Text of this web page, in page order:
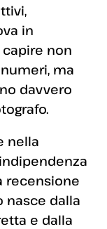
in
non
ma
davvero
nella
recensione
nasce dalla
e dalla